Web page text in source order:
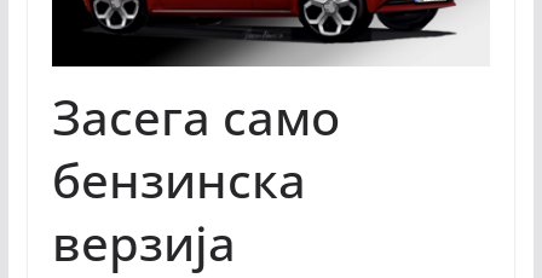
Засега само
бензинска
верзија